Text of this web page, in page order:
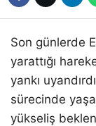
Son günlerde
yarattığı
yankı
sürecinde
yükseliş